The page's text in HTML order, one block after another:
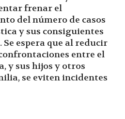
frenar el
del número de casos
y sus consiguientes
Se espera que al reducir
entre el
y sus hijos y otros
se eviten incidentes